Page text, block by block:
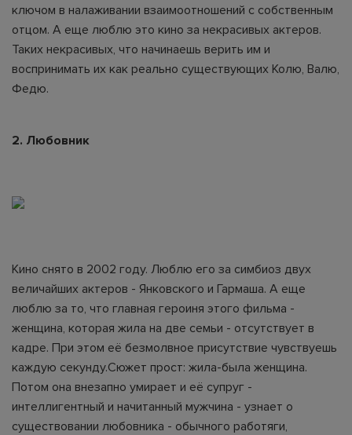
ключом в налаживании взаимоотношений с собственным
отцом. А еще люблю это кино за некрасивых актеров.
Таких некрасивых, что начинаешь верить им и
воспринимать их как реально существующих Колю, Валю,
Федю.
2. Любовник
Кино снято в 2002 году. Люблю его за симбиоз двух
величайших актеров - Янковского и Гармаша. А еще
люблю за то, что главная героиня этого фильма -
женщина, которая жила на две семьи - отсутствует в
кадре. При этом её безмолвное присутствие чувствуешь
каждую секунду.Сюжет прост: жила-была женщина.
Потом она внезапно умирает и её супруг -
интеллигентный и начитанный мужчина - узнает о
существовании любовника - обычного работяги,